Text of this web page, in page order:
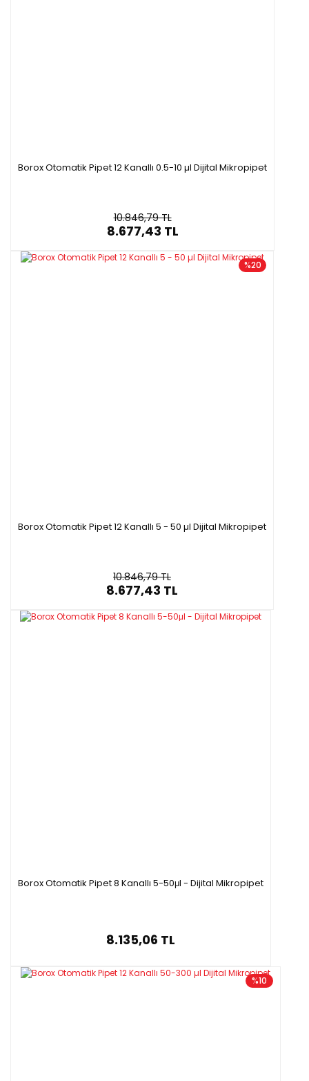
Borox Otomatik Pipet 12 Kanallı 0.5-10 µl Dijital Mikropipet
10.846,79 TL
8.677,43 TL
%20
Borox Otomatik Pipet 12 Kanallı 5 - 50 µl Dijital Mikropipet
10.846,79 TL
8.677,43 TL
Borox Otomatik Pipet 8 Kanallı 5-50μl - Dijital Mikropipet
8.135,06 TL
%10